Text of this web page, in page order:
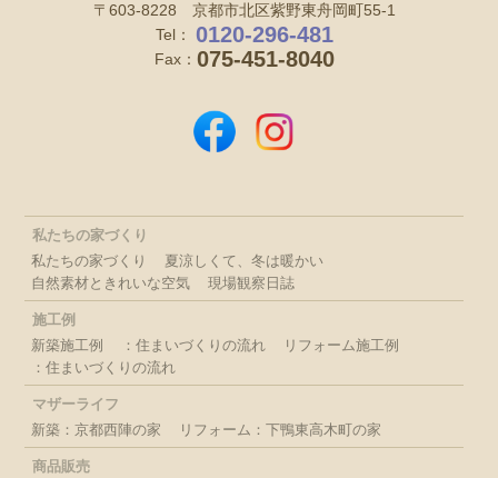
〒603-8228 京都市北区紫野東舟岡町55-1
Tel：
0120-296-481
Fax： 075-451-8040
私たちの家づくり
私たちの家づくり
夏涼しくて、冬は暖かい
自然素材ときれいな空気
現場観察日誌
施工例
新築施工例
：住まいづくりの流れ
リフォーム施工例
：住まいづくりの流れ
マザーライフ
新築：京都西陣の家
リフォーム：下鴨東高木町の家
商品販売